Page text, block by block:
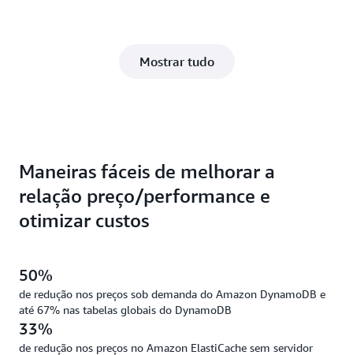
Mostrar tudo
Maneiras fáceis de melhorar a
relação preço/performance e
otimizar custos
50%
de redução nos preços sob demanda do Amazon DynamoDB e
até 67% nas tabelas globais do DynamoDB
33%
de redução nos preços no Amazon ElastiCache sem servidor